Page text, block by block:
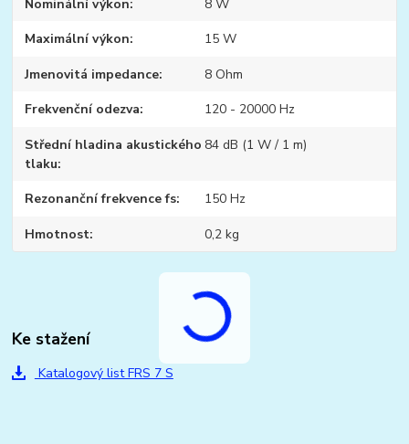
Nominální výkon 8 W
Maximální výkon 15 W
Jmenovitá impedance 8 Ohm
Frekvenční odezva 120 - 20000 Hz
Střední hladina akustického
tlaku
84 dB (1 W / 1 m)
Rezonanční frekvence fs 150 Hz
Hmotnost 0,2 kg
Ke stažení
Katalogový list FRS 7 S